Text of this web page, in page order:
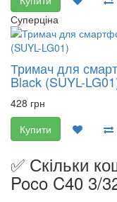
Суперціна
Тримач для
Black (SUYL-
428 грн
Купити
✅ Скільки
Poco C40 3/